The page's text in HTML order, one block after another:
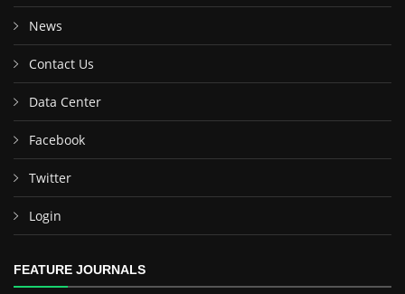
News
Contact Us
Data Center
Facebook
Twitter
Login
FEATURE JOURNALS